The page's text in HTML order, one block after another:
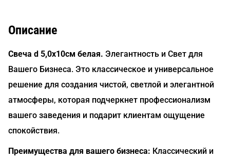
Описание
Свеча d 5,0x10см белая. Элегантность и Свет для
Вашего Бизнеса. Это классическое и универсальное
решение для создания чистой, светлой и элегантной
атмосферы, которая подчеркнет профессионализм
вашего заведения и подарит клиентам ощущение
спокойствия.
Преимущества для вашего бизнеса: Классический и